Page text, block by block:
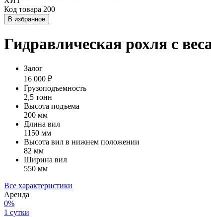
Код товара 200
В избранное
Гидравлическая рохля с
Залог
16 000 ₽
Грузоподъемность
2,5 тонн
Высота подъема
200 мм
Длина вил
1150 мм
Высота вил в нижнем положении
82 мм
Ширина вил
550 мм
Все характеристики
Аренда
0%
1 сутки